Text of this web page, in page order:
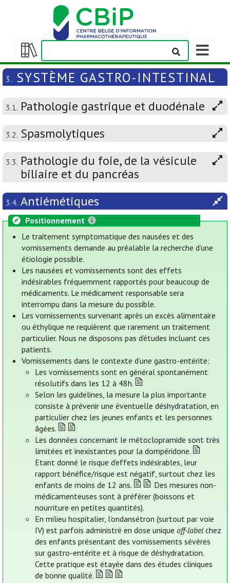
Afficher/masquer
la
table
matières
Afficher/
la
barre
de
navigation
3. SYSTÈME GASTRO-INTESTINAL
3.1. Pathologie gastrique et duodénale
3.2. Spasmolytiques
3.3. Pathologie du foie, de la vésicule
biliaire et du pancréas
3.4. Antiémétiques
Positionnement
Le traitement symptomatique des nausées et des
vomissements demande au préalable la recherche d’une
étiologie possible.
Les nausées et vomissements sont des effets
indésirables fréquemment rapportés pour beaucoup de
médicaments. Le médicament responsable sera
interrompu dans la mesure du possible.
Les vomissements survenant après un excès alimentaire
ou éthylique ne requièrent que rarement un traitement
particulier. Nous ne disposons pas d’études incluant ces
patients.
Vomissements dans le contexte d’une gastro-entérite:
Les vomissements sont en général spontanément
résolutifs dans les 12 à 48h.
Selon les guidelines, la mesure la plus importante
consiste à prévenir une éventuelle déshydratation, en
particulier chez les jeunes enfants et les personnes
âgées.
Les données concernant le métoclopramide sont très
limitées et inexistantes pour la dompéridone.
Etant donné le risque d’effets indésirables, leur
rapport bénéfice/risque est négatif, surtout chez les
enfants de moins de 12 ans.
Des mesures non-
médicamenteuses sont à préférer (boissons et
nourriture en petites quantités).
En milieu hospitalier, l’ondansétron (surtout par voie
IV) est parfois administré en dose uniqueoff-label chez
des enfants présentant des vomissements sévères
sur gastro-entérite et à risque de déshydratation.
Cette pratique est étayée dans des études cliniques
de bonne qualité.